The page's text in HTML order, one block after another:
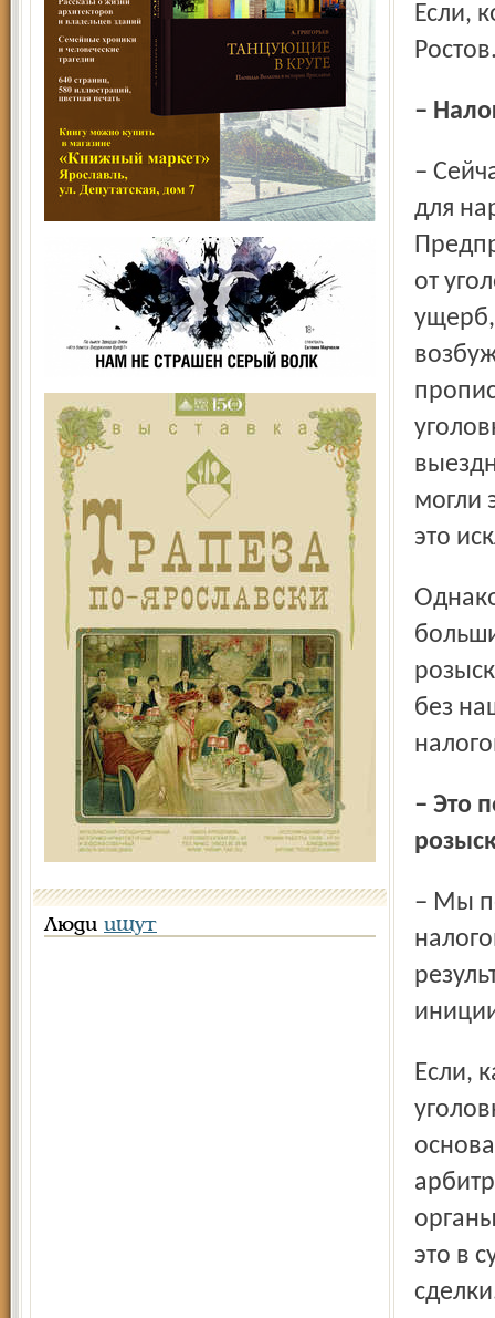
Люди ищут
Если,
–
– Сейчас законодатель ввёл значительные послабления
для
от
могли
это
Однако я хочу сказать, что и легальные проверки в
без
– Это понятно: ФНС не является субъектом оперативно-
– Мы подключаемся как к плановым проверкам
Если, как я уже говорил, раньше мы могли возбуждать
это в